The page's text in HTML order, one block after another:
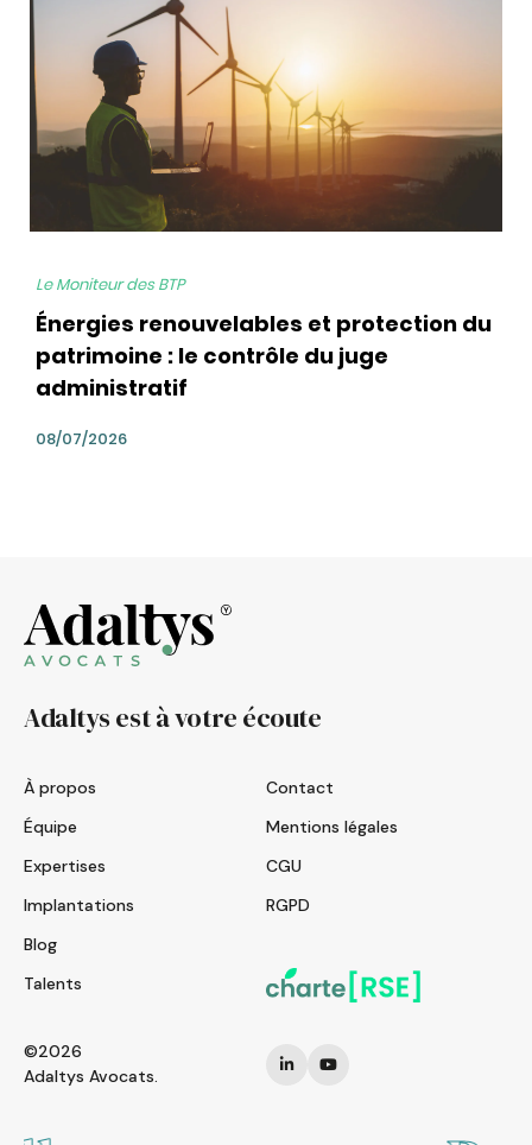
Le Moniteur des BTP
Énergies renouvelables et protection du
patrimoine : le contrôle du juge
administratif
08/07/2026
Adaltys est à votre écoute
À propos
Équipe
Expertises
Implantations
Blog
Talents
Contact
Mentions légales
CGU
RGPD
©2026
Adaltys Avocats.